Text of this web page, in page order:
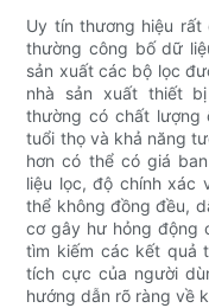
Uy tín thương hiệu rất
thường công bố dữ
sản xuất các bộ lọc
nhà sản xuất thiết
thường có chất lượng
tuổi thọ và khả năng
hơn có thể có giá
liệu lọc, độ chính xác
thể không đồng đều,
cơ gây hư hỏng động
tìm kiếm các kết quả
tích cực của người
hướng dẫn rõ ràng về